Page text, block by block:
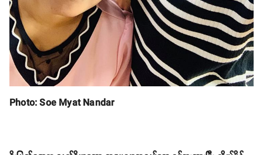
Photo: Soe Myat Nandar